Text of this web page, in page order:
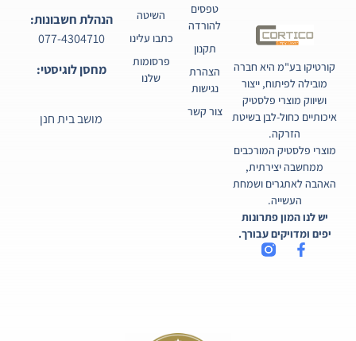
קורטיקו בע"מ היא חברה
מובילה לפיתוח, ייצור
ושיווק מוצרי פלסטיק
איכותיים כחול-לבן בשיטת
הזרקה.
מוצרי פלסטיק המורכבים
ממחשבה יצירתית,
האהבה לאתגרים ושמחת
העשייה.
יש לנו המון פתרונות
יפים ומדויקים עבורך.
השיטה
כתבו עלינו
פרסומות
שלנו
טפסים
להורדה
תקנון
הצהרת
נגישות
צור קשר
הנהלת חשבונות:
077-4304710
מחסן לוגיסטי:
מושב בית חנן